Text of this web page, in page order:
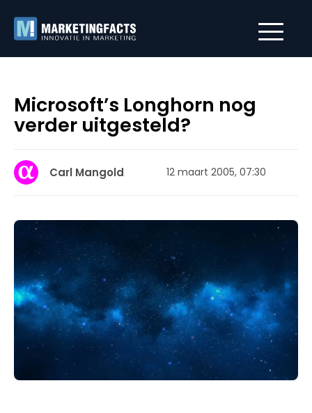
Microsoft’s Longhorn nog
verder uitgesteld?
Carl Mangold 12 maart 2005, 07:30